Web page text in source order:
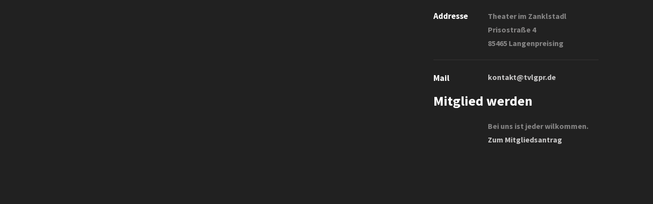
Addresse
Theater im Zanklstadl
Prisostraße 4
85465 Langenpreising
Mail kontakt@tvlgpr.de
Mitglied werden
Bei uns ist jeder wilkommen.
Zum Mitgliedsantrag